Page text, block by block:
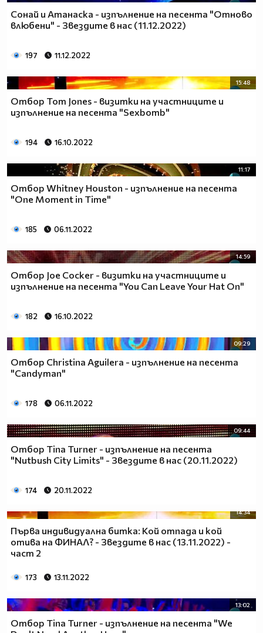
Сонай и Атанаска - изпълнение на песента "Отново
влюбени" - Звездите в нас (11.12.2022)
197 11.12.2022
15:48
Отбор Tom Jones - визитки на участниците и
изпълнение на песента "Sexbomb"
194 16.10.2022
11:17
Отбор Whitney Houston - изпълнение на песента
"One Moment in Time"
185 06.11.2022
14:59
Отбор Joe Cocker - визитки на участниците и
изпълнение на песента "You Can Leave Your Hat On"
182 16.10.2022
09:29
Отбор Christina Aguilera - изпълнение на песента
"Candyman"
178 06.11.2022
09:44
Отбор Tina Turner - изпълнение на песента
"Nutbush City Limits" - Звездите в нас (20.11.2022)
174 20.11.2022
14:34
Първа индивидуална битка: Кой отпада и кой
отива на ФИНАЛ? - Звездите в нас (13.11.2022) -
част 2
173 13.11.2022
13:02
Отбор Tina Turner - изпълнение на песента "We